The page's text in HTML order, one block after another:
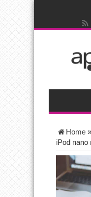
Home »
iPod nano